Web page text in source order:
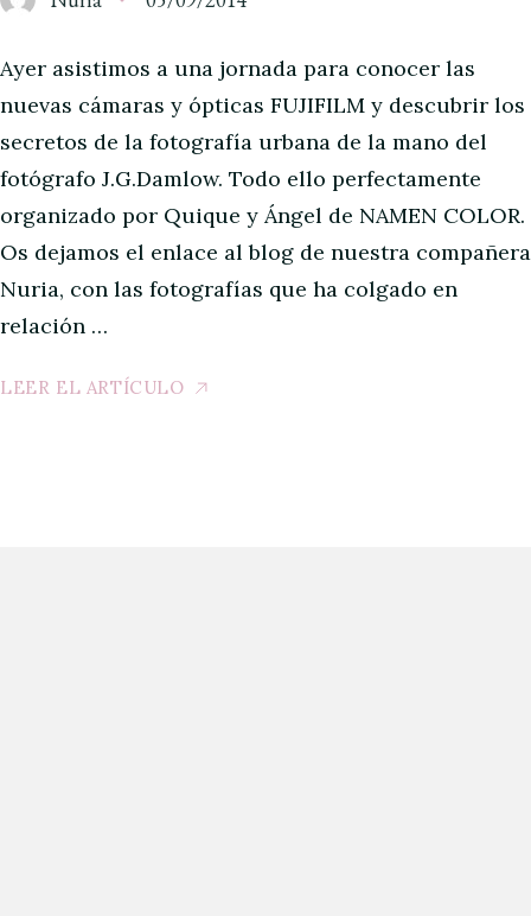
Ayer asistimos a una jornada para conocer las
nuevas cámaras y ópticas FUJIFILM y descubrir los
secretos de la fotografía urbana de la mano del
fotógrafo J.G.Damlow. Todo ello perfectamente
organizado por Quique y Ángel de NAMEN COLOR.
Os dejamos el enlace al blog de nuestra compañera
Nuria, con las fotografías que ha colgado en
relación …
LEER EL ARTÍCULO